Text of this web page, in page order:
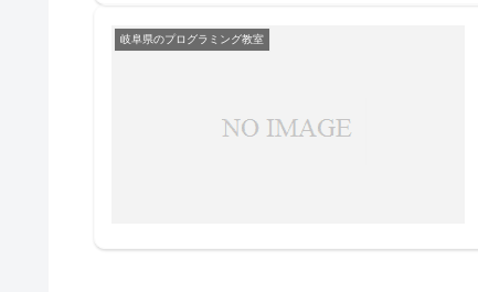
岐阜県のプログラミング教室